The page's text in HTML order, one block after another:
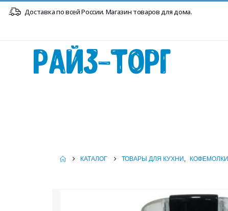
Доставка по всей России. Магазин товаров для дома.
Райз-Торг
КАТАЛОГ ТОВАРЫ ДЛЯ КУХНИ , КОФЕМОЛКИ